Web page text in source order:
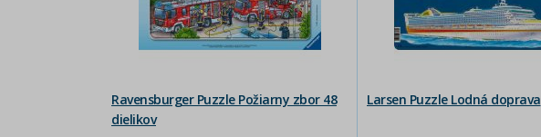
Ravensburger Puzzle Požiarny zbor 48
dielikov
Larsen Puzzle Lodná doprava